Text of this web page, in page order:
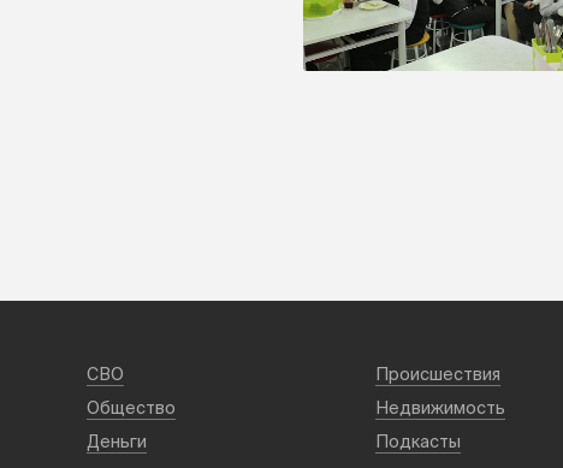
СВО Происшествия
Общество
Недвижимость
Деньги
Подкасты